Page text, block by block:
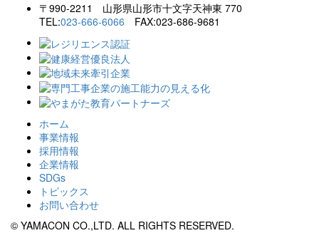
〒990-2211 山形県山形市十文字天神東 770
TEL:023-666-6066 FAX:023-686-9681
ホーム
事業情報
採用情報
企業情報
SDGs
トピックス
お問い合わせ
© YAMACON CO.,LTD. ALL RIGHTS RESERVED.